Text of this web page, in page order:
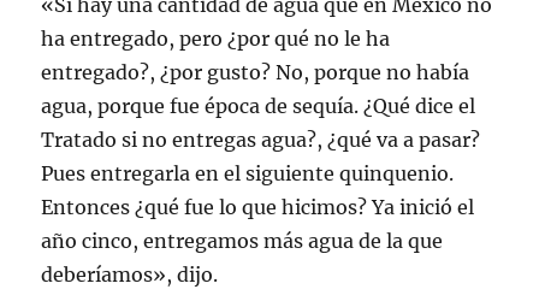
«Sí hay una cantidad de agua que en México no
ha entregado, pero ¿por qué no le ha
entregado?, ¿por gusto? No, porque no había
agua, porque fue época de sequía. ¿Qué dice el
Tratado si no entregas agua?, ¿qué va a pasar?
Pues entregarla en el siguiente quinquenio.
Entonces ¿qué fue lo que hicimos? Ya inició el
año cinco, entregamos más agua de la que
deberíamos», dijo.